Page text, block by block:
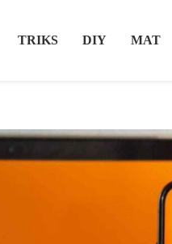
TRIKS DIY MAT